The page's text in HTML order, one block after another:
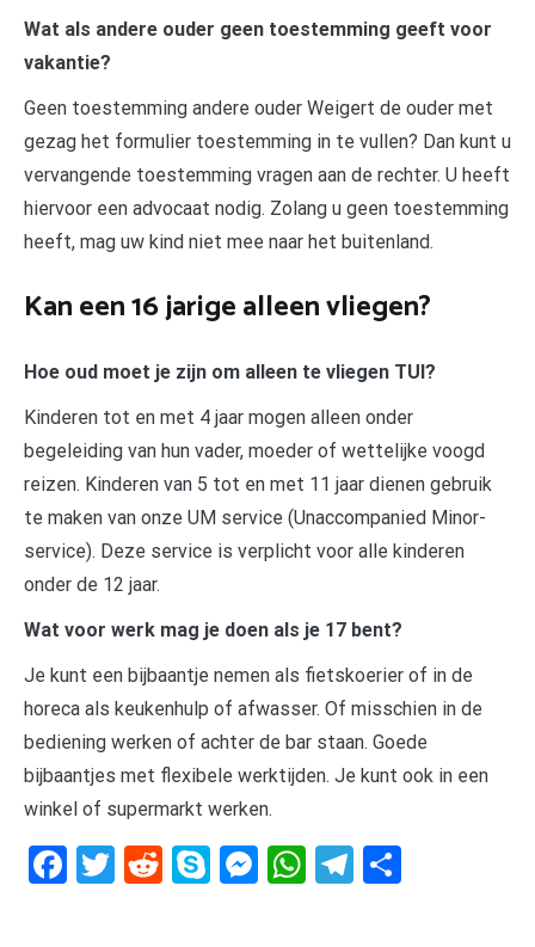
Wat als andere ouder geen toestemming geeft voor
vakantie?
Geen toestemming andere ouder Weigert de ouder met
gezag het formulier toestemming in te vullen? Dan kunt u
vervangende toestemming vragen aan de rechter. U heeft
hiervoor een advocaat nodig. Zolang u geen toestemming
heeft, mag uw kind niet mee naar het buitenland.
Kan een 16 jarige alleen vliegen?
Hoe oud moet je zijn om alleen te vliegen TUI?
Kinderen tot en met 4 jaar mogen alleen onder
begeleiding van hun vader, moeder of wettelijke voogd
reizen. Kinderen van 5 tot en met 11 jaar dienen gebruik
te maken van onze UM service (Unaccompanied Minor-
service). Deze service is verplicht voor alle kinderen
onder de 12 jaar.
Wat voor werk mag je doen als je 17 bent?
Je kunt een bijbaantje nemen als fietskoerier of in de
horeca als keukenhulp of afwasser. Of misschien in de
bediening werken of achter de bar staan. Goede
bijbaantjes met flexibele werktijden. Je kunt ook in een
winkel of supermarkt werken.
Facebook
Twitter
RedditSkypeMessenger
WhatsApp
Telegram